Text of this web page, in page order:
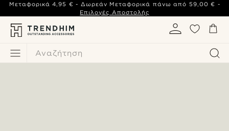
Αναζήτηση
Μεταφορικά 4,95 € - Δωρεάν Μεταφορικά πάνω από 59,00 € -
Επιλογές Αποστολής